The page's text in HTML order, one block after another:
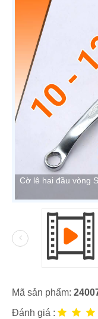
Cờ lê hai đầu vòng
Mã sản phẩm:
Đánh giá :